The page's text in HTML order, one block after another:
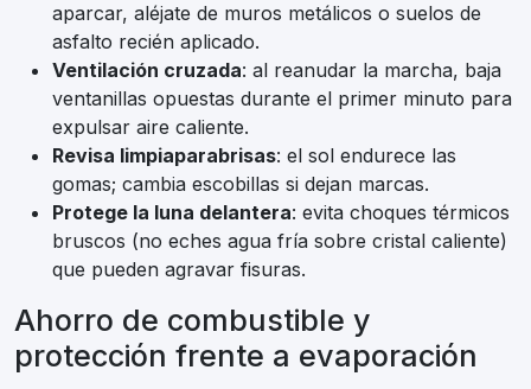
aparcar, aléjate de muros metálicos o suelos de
asfalto recién aplicado.
Ventilación cruzada: al reanudar la marcha, baja
ventanillas opuestas durante el primer minuto para
expulsar aire caliente.
Revisa limpiaparabrisas: el sol endurece las
gomas; cambia escobillas si dejan marcas.
Protege la luna delantera: evita choques térmicos
bruscos (no eches agua fría sobre cristal caliente)
que pueden agravar fisuras.
Ahorro de combustible y
protección frente a evaporación